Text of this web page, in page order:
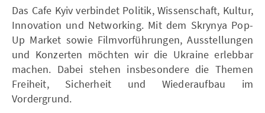
Das Cafe Kyiv verbindet Politik, Wissenschaft, Kultur,
Innovation und Networking. Mit dem Skrynya Pop-
Up Market sowie Filmvorführungen, Ausstellungen
und Konzerten möchten wir die Ukraine erlebbar
machen. Dabei stehen insbesondere die Themen
Freiheit, Sicherheit und Wiederaufbau im
Vordergrund.